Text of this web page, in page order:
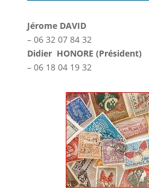
Jérome DAVID
– 06 32 07 84 32
Didier HONORE (Président)
– 06 18 04 19 32